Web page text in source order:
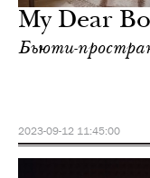
My Dear
Бьюти-
2023-09-12 11:45:00